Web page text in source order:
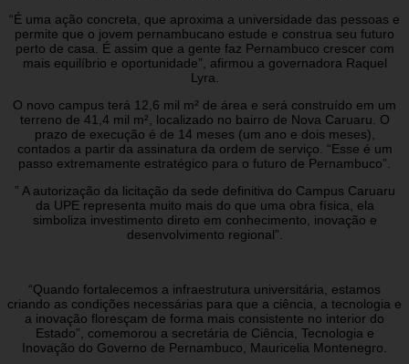
“É uma ação concreta, que aproxima a universidade das pessoas e
permite que o jovem pernambucano estude e construa seu futuro
perto de casa. É assim que a gente faz Pernambuco crescer com
mais equilíbrio e oportunidade”, afirmou a governadora Raquel
Lyra.
O novo campus terá 12,6 mil m² de área e será construído em um
terreno de 41,4 mil m², localizado no bairro de Nova Caruaru. O
prazo de execução é de 14 meses (um ano e dois meses),
contados a partir da assinatura da ordem de serviço. “Esse é um
passo extremamente estratégico para o futuro de Pernambuco”.
” A autorização da licitação da sede definitiva do Campus Caruaru
da UPE representa muito mais do que uma obra física, ela
simboliza investimento direto em conhecimento, inovação e
desenvolvimento regional”.
“Quando fortalecemos a infraestrutura universitária, estamos
criando as condições necessárias para que a ciência, a tecnologia e
a inovação floresçam de forma mais consistente no interior do
Estado”, comemorou a secretária de Ciência, Tecnologia e
Inovação do Governo de Pernambuco, Mauricelia Montenegro.